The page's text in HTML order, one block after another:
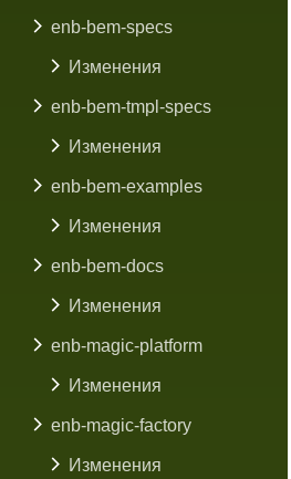
enb-bem-specs
Изменения
enb-bem-tmpl-specs
Изменения
enb-bem-examples
Изменения
enb-bem-docs
Изменения
enb-magic-platform
Изменения
enb-magic-factory
Изменения